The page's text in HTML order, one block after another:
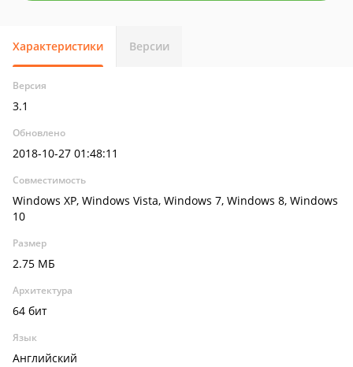
Характеристики Версии
Версия
3.1
Обновлено
2018-10-27 01:48:11
Совместимость
Windows XP, Windows Vista, Windows 7, Windows 8, Windows
10
Размер
2.75 МБ
Архитектура
64 бит
Язык
Английский